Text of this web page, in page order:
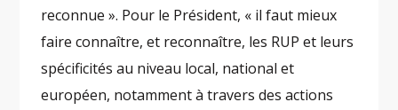
reconnue ». Pour le Président, « il faut mieux
faire connaître, et reconnaître, les RUP et leurs
spécificités au niveau local, national et
européen, notamment à travers des actions